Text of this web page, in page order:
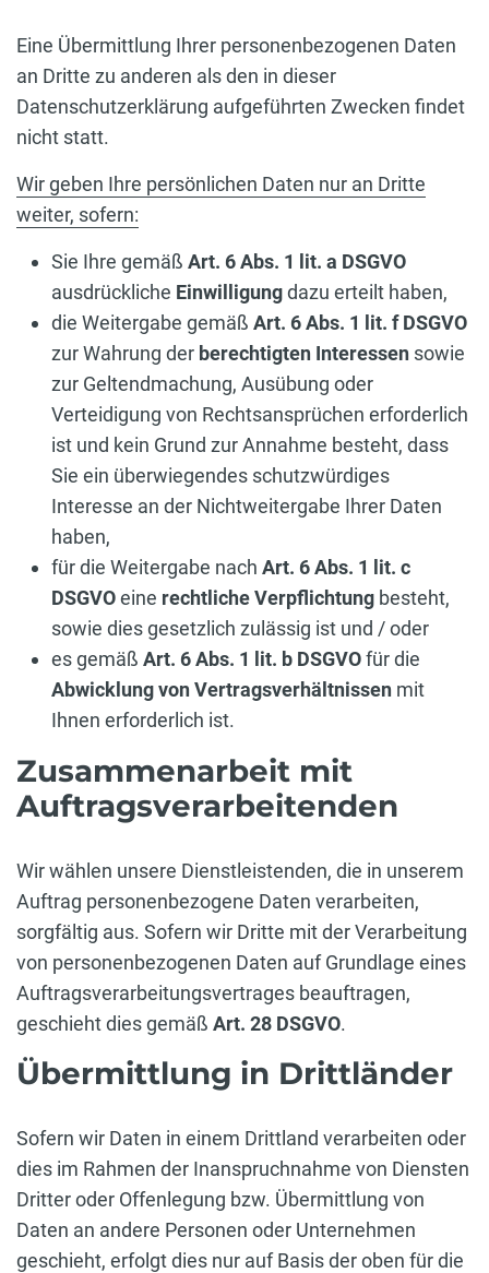
Eine Übermittlung Ihrer personenbezogenen Daten
an Dritte zu anderen als den in dieser
Datenschutzerklärung aufgeführten Zwecken findet
nicht statt.
Wir geben Ihre persönlichen Daten nur an Dritte
weiter, sofern:
Sie Ihre gemäß Art. 6 Abs. 1 lit. a DSGVO
ausdrückliche Einwilligungdazu erteilt haben,
die Weitergabe gemäß Art. 6 Abs. 1 lit. f DSGVO
zur Wahrung der berechtigten Interessen sowie
zur Geltendmachung, Ausübung oder
Verteidigung von Rechtsansprüchen erforderlich
ist und kein Grund zur Annahme besteht, dass
Sie ein überwiegendes schutzwürdiges
Interesse an der Nichtweitergabe Ihrer Daten
haben,
für die Weitergabe nach Art. 6 Abs. 1 lit. c
DSGVOeine rechtliche Verpflichtung besteht,
sowie dies gesetzlich zulässig ist und / oder
es gemäß Art. 6 Abs. 1 lit. b DSGVOfür die
Abwicklung von Vertragsverhältnissen mit
Ihnen erforderlich ist.
Zusammenarbeit mit
Auftragsverarbeitenden
Wir wählen unsere Dienstleistenden, die in unserem
Auftrag personenbezogene Daten verarbeiten,
sorgfältig aus. Sofern wir Dritte mit der Verarbeitung
von personenbezogenen Daten auf Grundlage eines
Auftragsverarbeitungsvertrages beauftragen,
geschieht dies gemäß Art. 28 DSGVO.
Übermittlung in Drittländer
Sofern wir Daten in einem Drittland verarbeiten oder
dies im Rahmen der Inanspruchnahme von Diensten
Dritter oder Offenlegung bzw. Übermittlung von
Daten an andere Personen oder Unternehmen
geschieht, erfolgt dies nur auf Basis der oben für die